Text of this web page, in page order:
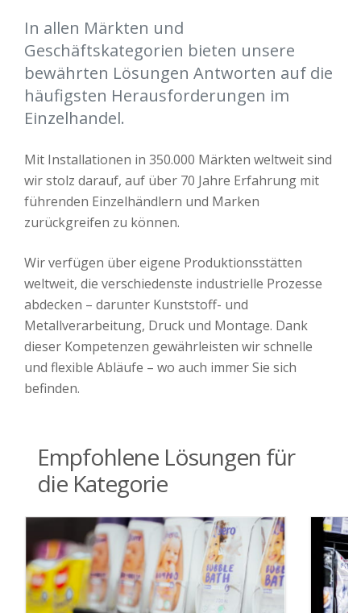
In allen Märkten und
Geschäftskategorien bieten unsere
bewährten Lösungen Antworten auf die
häufigsten Herausforderungen im
Einzelhandel.
Mit Installationen in 350.000 Märkten weltweit sind
wir stolz darauf, auf über 70 Jahre Erfahrung mit
führenden Einzelhändlern und Marken
zurückgreifen zu können.
Wir verfügen über eigene Produktionsstätten
weltweit, die verschiedenste industrielle Prozesse
abdecken – darunter Kunststoff- und
Metallverarbeitung, Druck und Montage. Dank
dieser Kompetenzen gewährleisten wir schnelle
und flexible Abläufe – wo auch immer Sie sich
befinden.
Empfohlene Lösungen für
die Kategorie